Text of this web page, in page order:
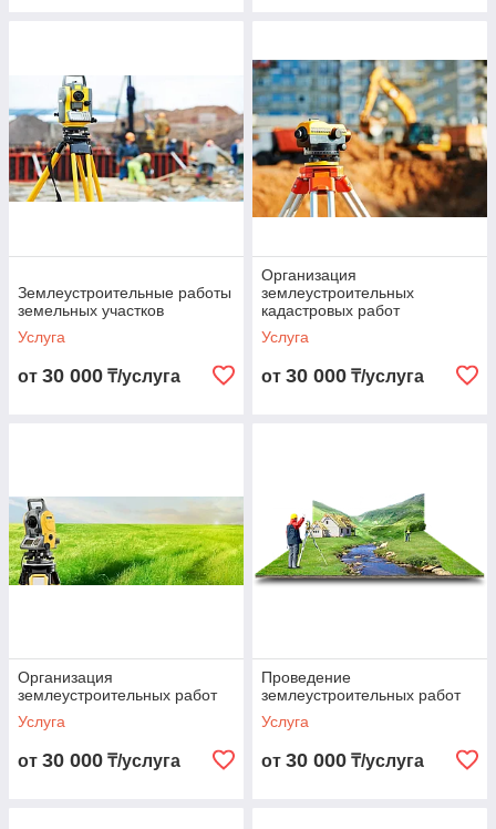
Землеустроительные работы
земельных участков
Услуга
от 30 000 ₸/услуга
Организация
землеустроительных
кадастровых работ
Услуга
от 30 000 ₸/услуга
Организация
землеустроительных работ
Услуга
от 30 000 ₸/услуга
Проведение
землеустроительных работ
Услуга
от 30 000 ₸/услуга